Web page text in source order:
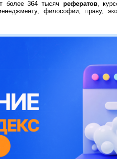
более 364 тысяч рефератов,
философии, праву,